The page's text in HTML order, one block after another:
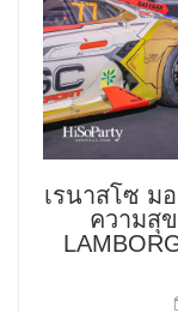
เรนาสโซ ม
ความสุ